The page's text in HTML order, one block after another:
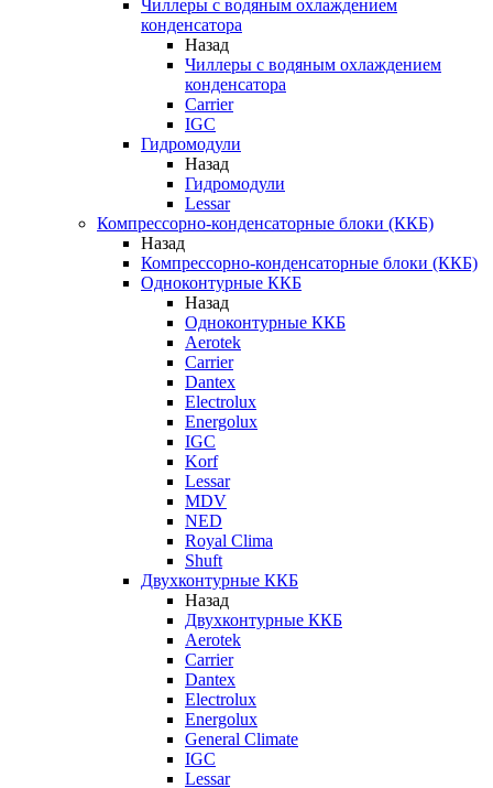
Чиллеры с водяным охлаждением
конденсатора
Назад
Чиллеры с водяным охлаждением
конденсатора
Carrier
IGC
Гидромодули
Назад
Гидромодули
Lessar
Компрессорно-конденсаторные блоки (ККБ)
Назад
Компрессорно-конденсаторные блоки (ККБ)
Одноконтурные ККБ
Назад
Одноконтурные ККБ
Aerotek
Carrier
Dantex
Electrolux
Energolux
IGC
Korf
Lessar
MDV
NED
Royal Clima
Shuft
Двухконтурные ККБ
Назад
Двухконтурные ККБ
Aerotek
Carrier
Dantex
Electrolux
Energolux
General Climate
IGC
Lessar